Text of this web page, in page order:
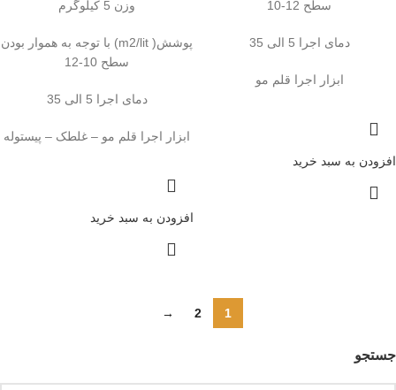
جستجو
سطح 12-10
دمای اجرا 5 الی 35
ابزار اجرا قلم مو
افزودن به سبد خرید
وزن 5 کیلوگرم
پوشش( m2/lit) با توجه به هموار بودن
سطح 10-12
دمای اجرا 5 الی 35
ابزار اجرا قلم مو – غلطک – پیستوله
افزودن به سبد خرید
1
2
→